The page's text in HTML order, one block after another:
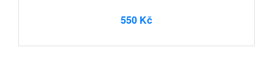
550 Kč